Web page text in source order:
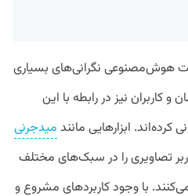
هوش‌مصنوعی نگرانی‌های بسیاری
نیز در رابطه با این
کرده‌اند. ابزارهایی مانند میدجرنی
تصاویری را در سبک‌های مختلف
با وجود کاربرد‌های مشروع و